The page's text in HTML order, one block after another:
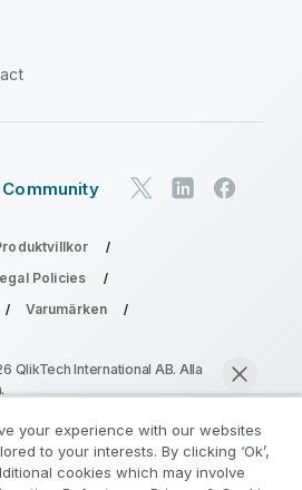
Community
Policies
Varumärken
QlikTech International AB. Alla
Analytics
your experience with our websites
to your interests. By clicking ‘Ok’,
cookies which may involve